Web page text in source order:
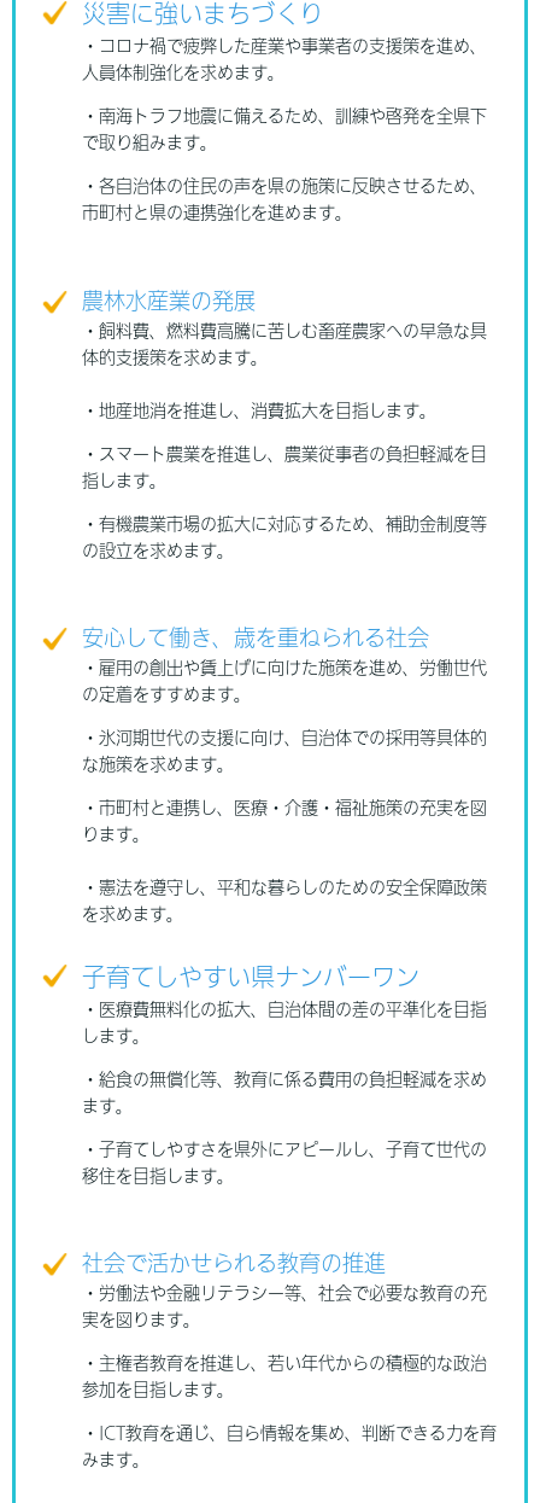
災害に強いまちづくり
・コロナ禍で疲弊した産業や事業者の支援策を進め、
人員体制強化を求めます。
・南海トラフ地震に備えるため、訓練や啓発を全県下
で取り組みます。
・各自治体の住民の声を県の施策に反映させるため、
市町村と県の連携強化を進めます。
農林水産業の発展
・飼料費、燃料費高騰に苦しむ畜産農家への早急な具
体的支援策を求めます。
・地産地消を推進し、消費拡大を目指します。
・スマート農業を推進し、農業従事者の負担軽減を目
指します。
・有機農業市場の拡大に対応するため、補助金制度等
の設立を求めます。
安心して働き、歳を重ねられる社会
・雇用の創出や賃上げに向けた施策を進め、労働世代
の定着をすすめます。
・氷河期世代の支援に向け、自治体での採用等具体的
な施策を求めます。
・市町村と連携し、医療・介護・福祉施策の充実を図
ります。
・憲法を遵守し、平和な暮らしのための安全保障政策
を求めます。
子育てしやすい県ナンバーワン
・医療費無料化の拡大、自治体間の差の平準化を目指
します。
・給食の無償化等、教育に係る費用の負担軽減を求め
ます。
・子育てしやすさを県外にアピールし、子育て世代の
移住を目指します。
社会で活かせられる教育の推進
・労働法や金融リテラシー等、社会で必要な教育の充
実を図ります。
・主権者教育を推進し、若い年代からの積極的な政治
参加を目指します。
・ICT教育を通じ、自ら情報を集め、判断できる力を育
みます。